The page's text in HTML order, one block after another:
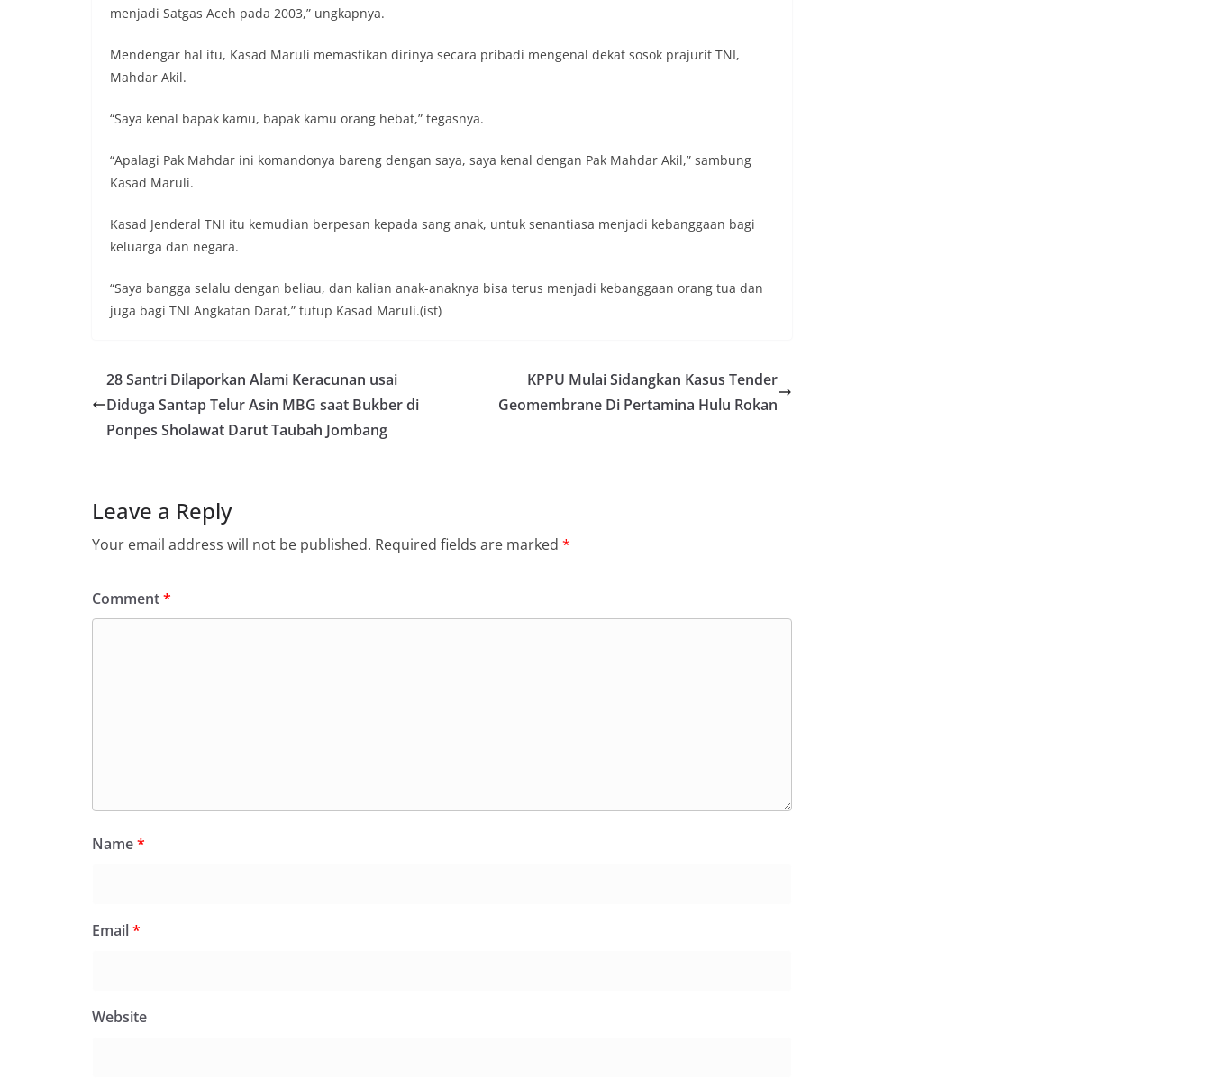
menjadi Satgas Aceh pada 2003,” ungkapnya.
Mendengar hal itu, Kasad Maruli memastikan dirinya secara pribadi mengenal dekat sosok prajurit TNI,
Mahdar Akil.
“Saya kenal bapak kamu, bapak kamu orang hebat,” tegasnya.
“Apalagi Pak Mahdar ini komandonya bareng dengan saya, saya kenal dengan Pak Mahdar Akil,” sambung
Kasad Maruli.
Kasad Jenderal TNI itu kemudian berpesan kepada sang anak, untuk senantiasa menjadi kebanggaan bagi
keluarga dan negara.
“Saya bangga selalu dengan beliau, dan kalian anak-anaknya bisa terus menjadi kebanggaan orang tua dan
juga bagi TNI Angkatan Darat,” tutup Kasad Maruli.(ist)
28 Santri Dilaporkan Alami Keracunan usai
Diduga Santap Telur Asin MBG saat Bukber di
Ponpes Sholawat Darut Taubah Jombang
KPPU Mulai Sidangkan Kasus Tender
Geomembrane Di Pertamina Hulu Rokan
Leave a Reply
Your email address will not be published. Required fields are marked *
Comment*
Name*
Email*
Website